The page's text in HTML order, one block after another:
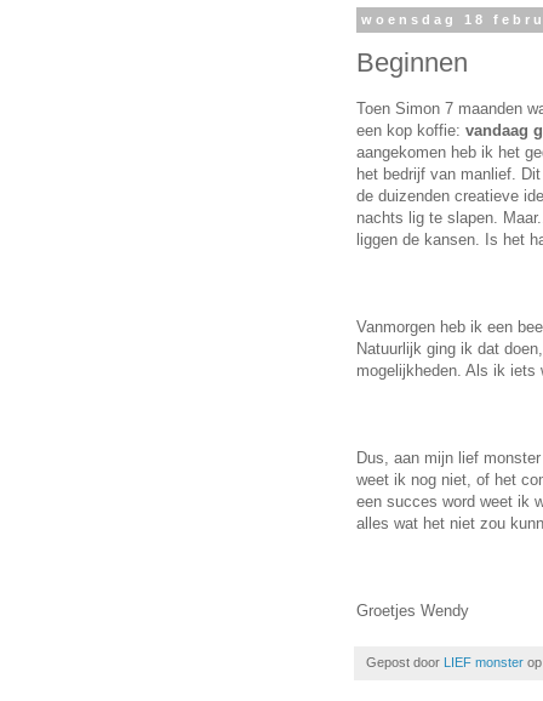
woensdag 18
Beginnen
Toen Simon 7 maanden
een kop koffie: vandaag
aangekomen heb ik het
het bedrijf van manlief.
de duizenden creatieve
nachts lig te slapen.
liggen de kansen. Is het
Vanmorgen heb ik een
Natuurlijk ging ik dat
mogelijkheden. Als ik iets
Dus, aan mijn lief
weet ik nog niet, of het
een succes word weet ik
alles wat het niet zou
Groetjes Wendy
Gepost door LIEF monster op